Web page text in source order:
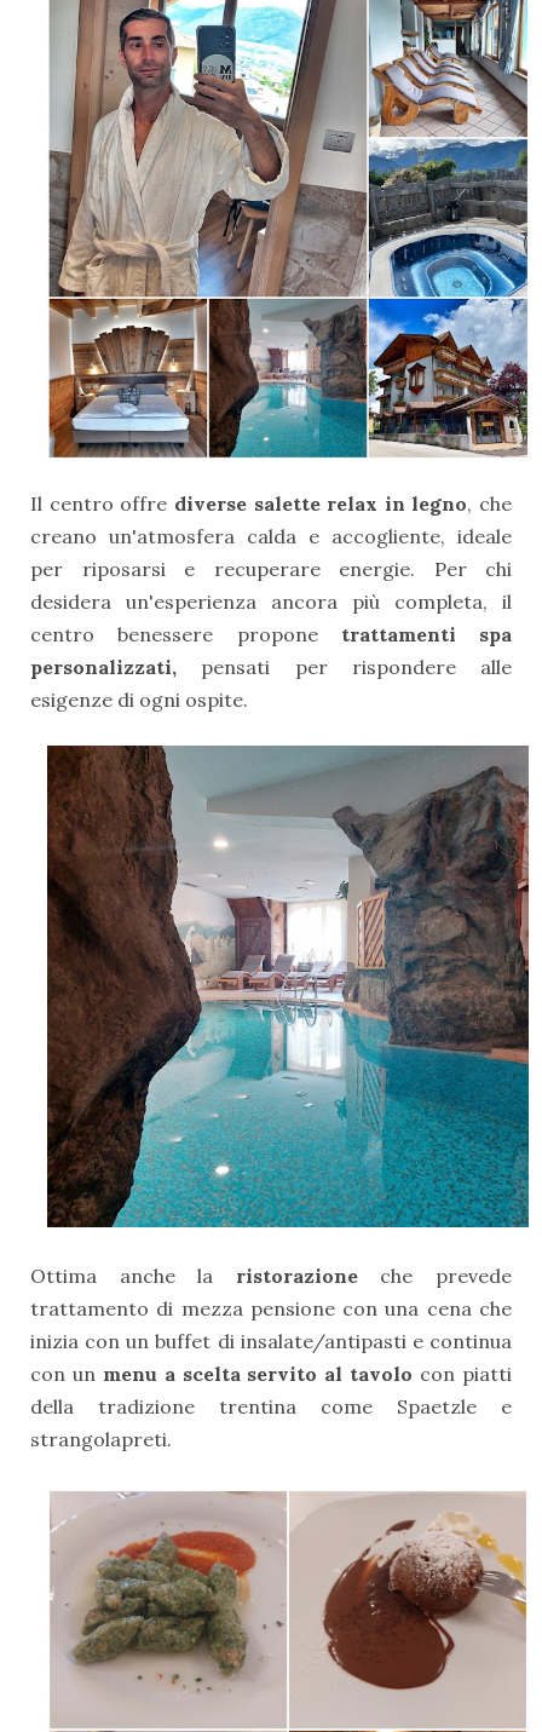
Il centro offre diverse salette relax in legno, che
creano un'atmosfera calda e accogliente, ideale
per riposarsi e recuperare energie. Per chi
desidera un'esperienza ancora più completa, il
centro benessere propone trattamenti spa
personalizzati, pensati per rispondere alle
esigenze di ogni ospite.
Ottima anche la ristorazione che prevede
trattamento di mezza pensione con una cena che
inizia con un buffet di insalate/antipasti e continua
con un menu a scelta servito al tavolo con piatti
della tradizione trentina come Spaetzle e
strangolapreti.